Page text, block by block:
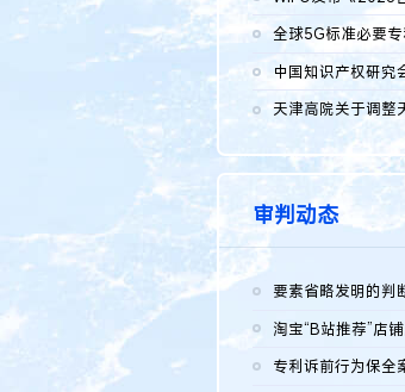
审判动态
要素省略发明的判